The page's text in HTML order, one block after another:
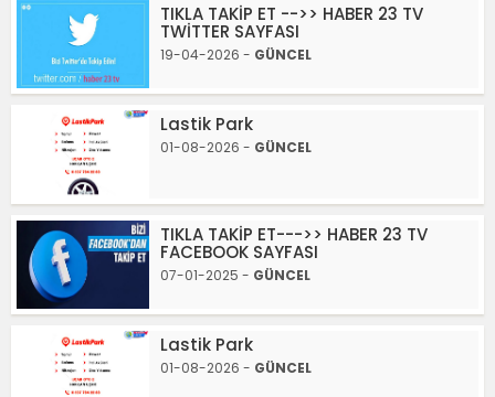
TIKLA TAKİP ET -->> HABER 23 TV
TWİTTER SAYFASI
19-04-2026 - GÜNCEL
Lastik Park
01-08-2026 - GÜNCEL
TIKLA TAKİP ET--->> HABER 23 TV
FACEBOOK SAYFASI
07-01-2025 - GÜNCEL
Lastik Park
01-08-2026 - GÜNCEL